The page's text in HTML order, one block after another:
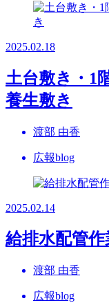
2025.02.18
土台敷き・1
養生敷き
渡部 由香
広報blog
2025.02.14
給排水配管
渡部 由香
広報blog